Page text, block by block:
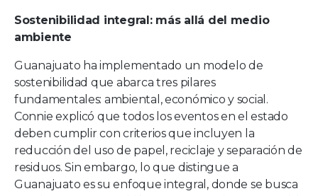
Sostenibilidad integral: más allá del medio
ambiente
Guanajuato ha implementado un modelo de
sostenibilidad que abarca tres pilares
fundamentales: ambiental, económico y social.
Connie explicó que todos los eventos en el estado
deben cumplir con criterios que incluyen la
reducción del uso de papel, reciclaje y separación de
residuos. Sin embargo, lo que distingue a
Guanajuato es su enfoque integral, donde se busca